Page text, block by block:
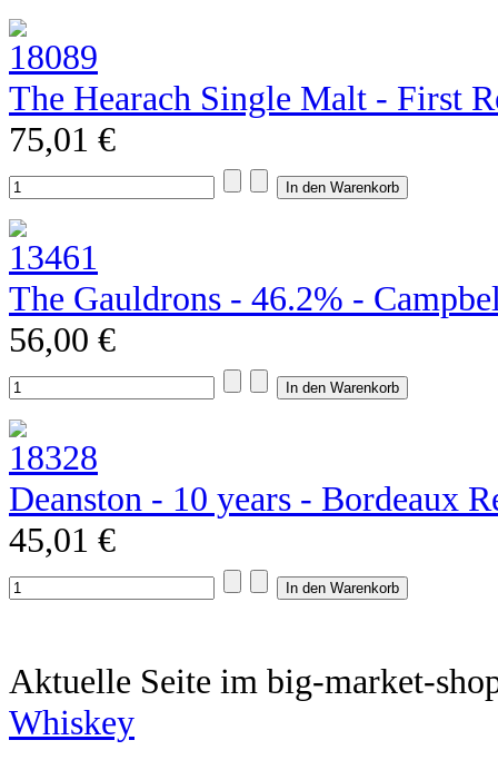
The Hearach Single Malt - First
75,01 €
The Gauldrons - 46.2% -
56,00 €
Deanston - 10 years - Bordeaux
45,01 €
Aktuelle Seite im big-market-
Whiskey